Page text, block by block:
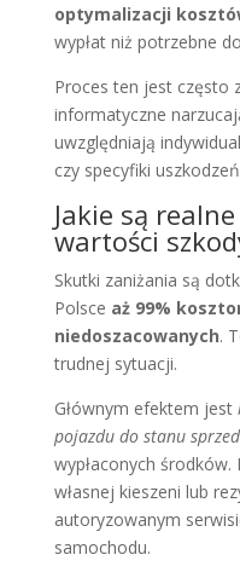
optymalizacji
wypłat niż potrzebne
Proces ten jest często
informatyczne
uwzględniają
czy specyfiki
Jakie są
wartości
Skutki zaniżania są
Polsce aż 99%
niedoszacowanych.
trudnej sytuacji.
Głównym efektem jest
pojazdu do stanu
wypłaconych środków.
własnej kieszeni lub
autoryzowanym
samochodu.